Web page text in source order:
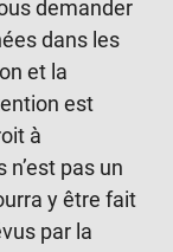
demander
dans les
et la
est
à
n’est pas un
y être fait
par la